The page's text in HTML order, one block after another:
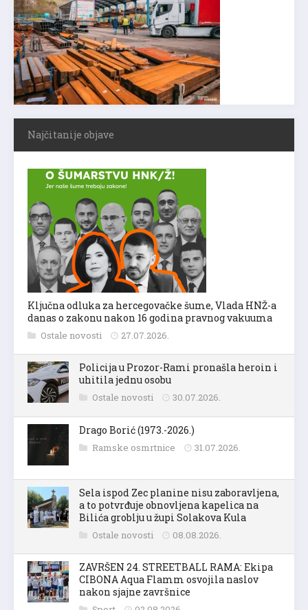
Najčitanije objave
Ključna odluka za hercegovačke šume, Vlada HNŽ-a
danas o zakonu nakon 16 godina pravnog vakuuma
Ostale novosti 27.07.2026.
Policija u Prozor-Rami pronašla heroin i
uhitila jednu osobu
Ostale novosti 30.07.2026.
Drago Borić (1973.-2026.)
Ramske osmrtnice 31.07.2026.
Sela ispod Zec planine nisu zaboravljena,
a to potvrđuje obnovljena kapelica na
Bilića groblju u župi Solakova Kula
Ostale novosti 08.08.2026.
ZAVRŠEN 24. STREETBALL RAMA: Ekipa
CIBONA Aqua Flamm osvojila naslov
nakon sjajne završnice